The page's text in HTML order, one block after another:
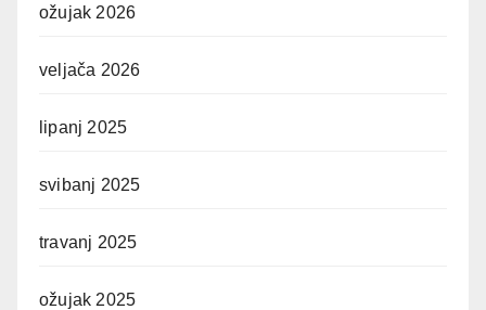
ožujak 2026
veljača 2026
lipanj 2025
svibanj 2025
travanj 2025
ožujak 2025